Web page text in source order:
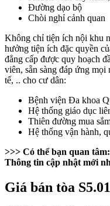
Đường dạo bộ
Chòi nghỉ cảnh quan
Không chỉ tiện ích nội khu
hưởng tiện ích đặc quyền
đẳng cấp được quy hoạch
viên, sẵn sàng đáp ứng
tế, .. cho cư dân:
Bệnh viện Đa khoa
Hệ thống giáo dục
Thiên đường mua
Hệ thống vận hành,
>>> Có thể bạn quan tâm:
Thông tin cập nhật mới
Giá bán tòa